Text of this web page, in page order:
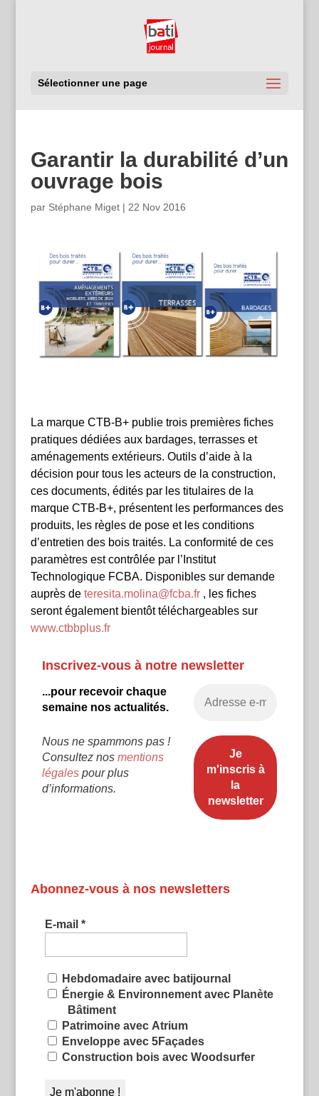
Sélectionner une page
Garantir la durabilité d’un
ouvrage bois
par Stéphane Miget| 22 Nov 2016
La marque CTB-B+ publie trois premières fiches
pratiques dédiées aux bardages, terrasses et
aménagements extérieurs. Outils d’aide à la
décision pour tous les acteurs de la construction,
ces documents, édités par les titulaires de la
marque CTB-B+, présentent les performances des
produits, les règles de pose et les conditions
d’entretien des bois traités. La conformité de ces
paramètres est contrôlée par l’Institut
Technologique FCBA. Disponibles sur demande
auprès de teresita.molina@fcba.fr, les fiches
seront également bientôt téléchargeables sur
www.ctbbplus.fr
Inscrivez-vous à notre newsletter
...pour recevoir chaque
semaine nos actualités.
Nous ne spammons pas !
Consultez nos mentions
légalespour plus
d’informations.
Abonnez-vous à nos newsletters
E-mail *
Hebdomadaire avec batijournal
Énergie & Environnement avec Planète
Bâtiment
Patrimoine avec Atrium
Enveloppe avec 5Façades
Construction bois avec Woodsurfer